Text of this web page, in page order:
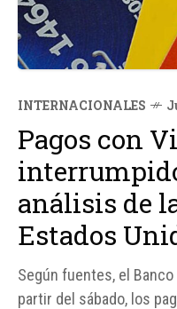
INTERNACIONALES
Pagos con
análisis de
Estados
Según fuentes, el
partir del sábado, los